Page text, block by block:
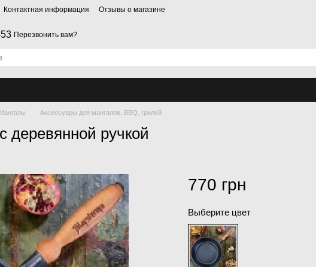
Контактная информация Отзывы о магазине
Перезвонить вам?
Мангалы Аксессуары для мангалов, BBQ, грилей
деревянной ручкой
770 грн
Выберите цвет